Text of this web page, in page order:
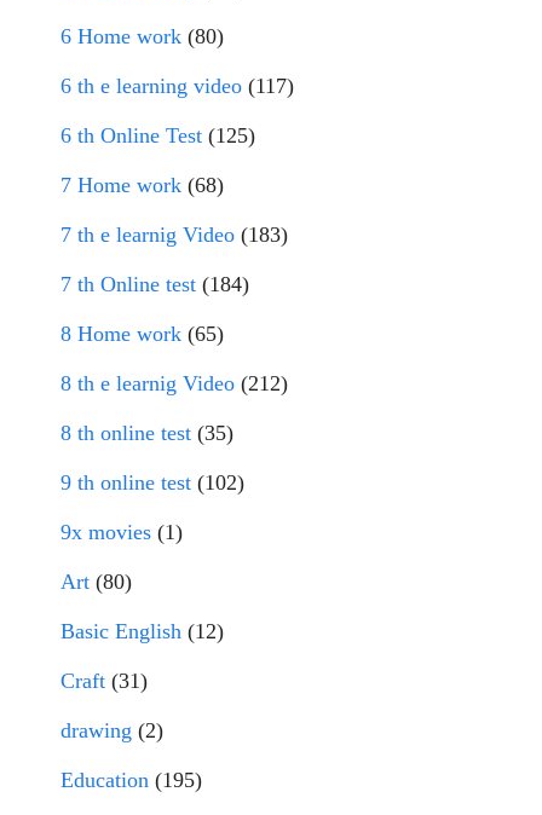
6 Home work (80)
6 th e learning video (117)
6 th Online Test (125)
7 Home work (68)
7 th e learnig Video (183)
7 th Online test (184)
8 Home work (65)
8 th e learnig Video (212)
8 th online test (35)
9 th online test (102)
9x movies (1)
Art (80)
Basic English (12)
Craft (31)
drawing (2)
Education (195)